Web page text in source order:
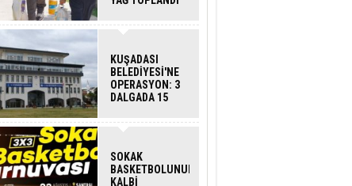
KUŞADASI
BELEDİYESİ'NE
OPERASYON: 3
DALGADA 15
SOKAK
BASKETBOLUNUN
KALBİ